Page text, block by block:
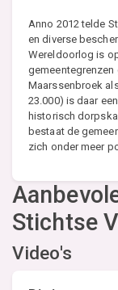
Anno 2012 telde
en diverse
Wereldoorlog is
Maarssenbroek
23.000) is daar
historisch
bestaat de
zich onder meer
Stichtse
Video's